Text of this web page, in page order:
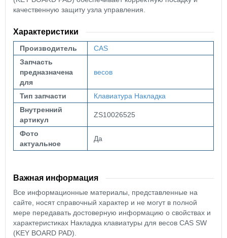
качественную защиту узла управления.
Характеристики
Производитель
CAS
Запчасть
предназначена
для
весов
Тип запчасти Клавиатура Накладка
Внутренний
артикул
ZS10026525
Фото
актуальное
Да
Важная информация
Все информационные материалы, представленные на
сайте, носят справочный характер и не могут в полной
мере передавать достоверную информацию о свойствах и
характеристиках Накладка клавиатуры для весов CAS SW
(KEY BOARD PAD).